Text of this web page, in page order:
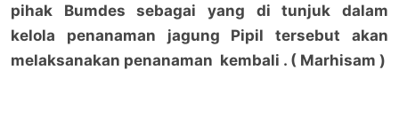
pihak Bumdes sebagai yang di tunjuk dalam
kelola penanaman jagung Pipil tersebut akan
melaksanakan penanaman kembali . ( Marhisam )